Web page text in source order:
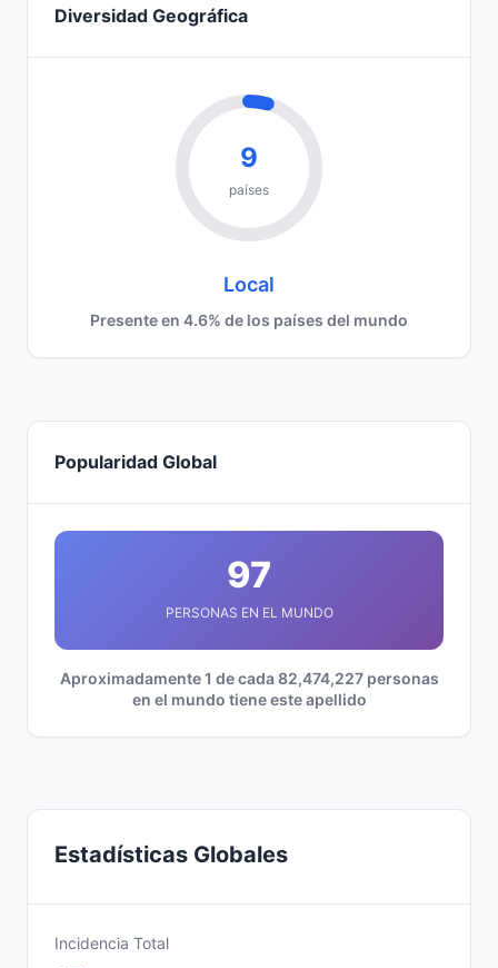
Diversidad Geográfica
9
países
Local
Presente en 4.6% de los países del mundo
Popularidad Global
97
PERSONAS EN EL MUNDO
Aproximadamente 1 de cada 82,474,227 personas
en el mundo tiene este apellido
Estadísticas Globales
Incidencia Total